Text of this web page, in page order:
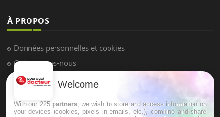
À PROPOS
Données personnelles et cookies
Qui sommes-nous
Conditions d'utilisation
Mentions Légales
Welcome
With our 225 partners , we wish to store and access information on
your devices (cookies, pixels in emails, etc.), combine and share